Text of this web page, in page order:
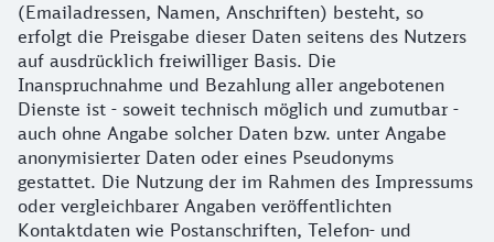
(Emailadressen, Namen, Anschriften) besteht, so
erfolgt die Preisgabe dieser Daten seitens des Nutzers
auf ausdrücklich freiwilliger Basis. Die
Inanspruchnahme und Bezahlung aller angebotenen
Dienste ist - soweit technisch möglich und zumutbar -
auch ohne Angabe solcher Daten bzw. unter Angabe
anonymisierter Daten oder eines Pseudonyms
gestattet. Die Nutzung der im Rahmen des Impressums
oder vergleichbarer Angaben veröffentlichten
Kontaktdaten wie Postanschriften, Telefon- und